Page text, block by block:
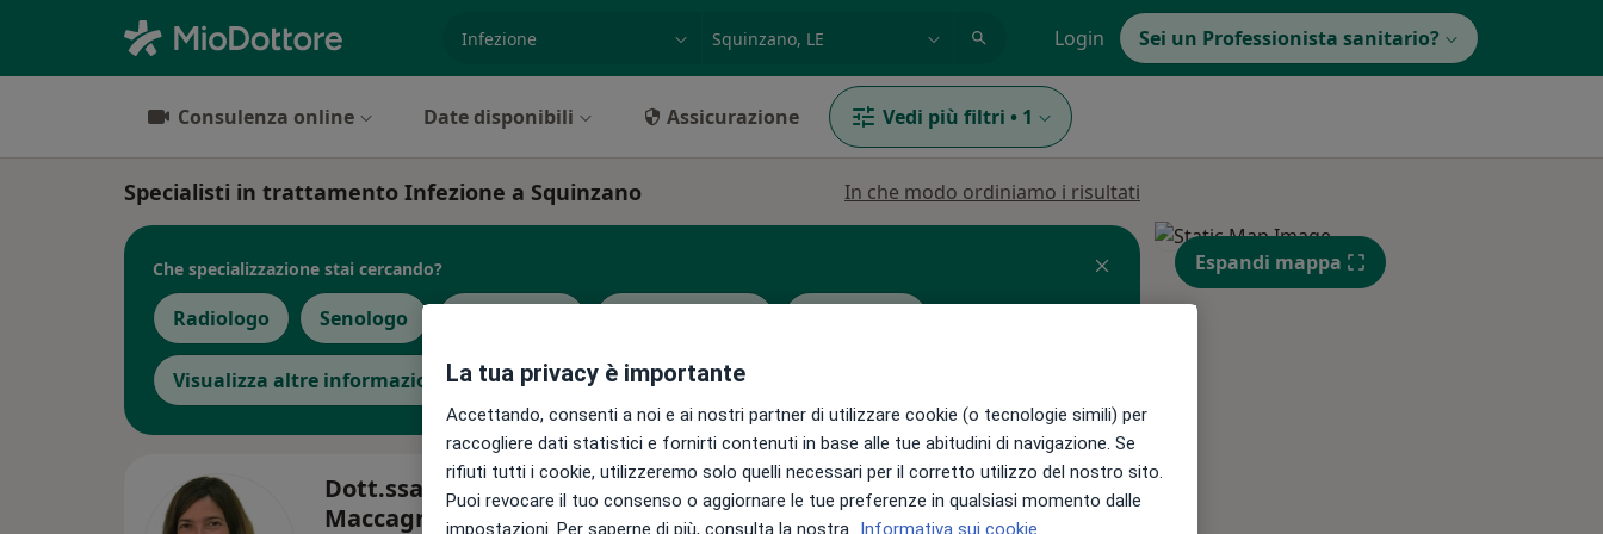
Login Sei un Professionista sanitario?
Consulenza online Date disponibili Assicurazione Vedi più filtri • 1
Specialisti in trattamento Infezione a Squinzano In che modo ordiniamo i risultati
Che specializzazione stai cercando?
Radiologo Senologo
Visualizza altre informazioni
Dott.ssa Alessia
Maccagnano
Oggi
9 Ago
Domani
10 Ago
Mar,
11 Ago 12 Ago
Gio,
13 Ago
Espandi mappa
La tua privacy è importante
Accettando, consenti a noi e ai nostri partner di utilizzare cookie (o tecnologie simili) per
raccogliere dati statistici e fornirti contenuti in base alle tue abitudini di navigazione. Se
rifiuti tutti i cookie, utilizzeremo solo quelli necessari per il corretto utilizzo del nostro sito.
Puoi revocare il tuo consenso o aggiornare le tue preferenze in qualsiasi momento dalle
impostazioni. Per saperne di più, consulta la nostra Informativa sui cookie